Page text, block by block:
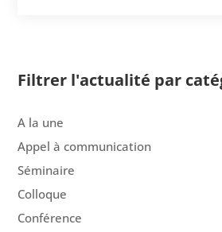
Filtrer l'actualité par
A la une
Appel à communication
Séminaire
Colloque
Conférence